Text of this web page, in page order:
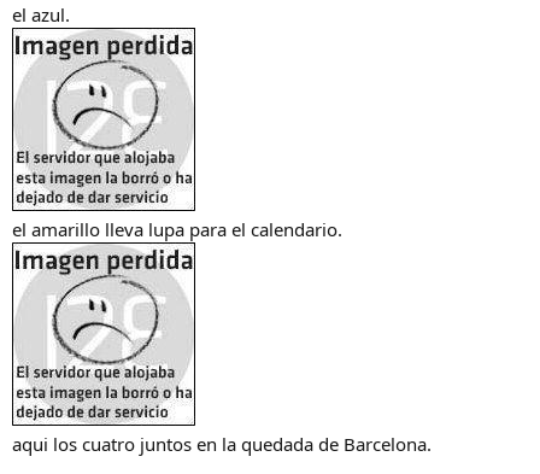
el azul.
el amarillo lleva lupa para el calendario.
aqui los cuatro juntos en la quedada de Barcelona.